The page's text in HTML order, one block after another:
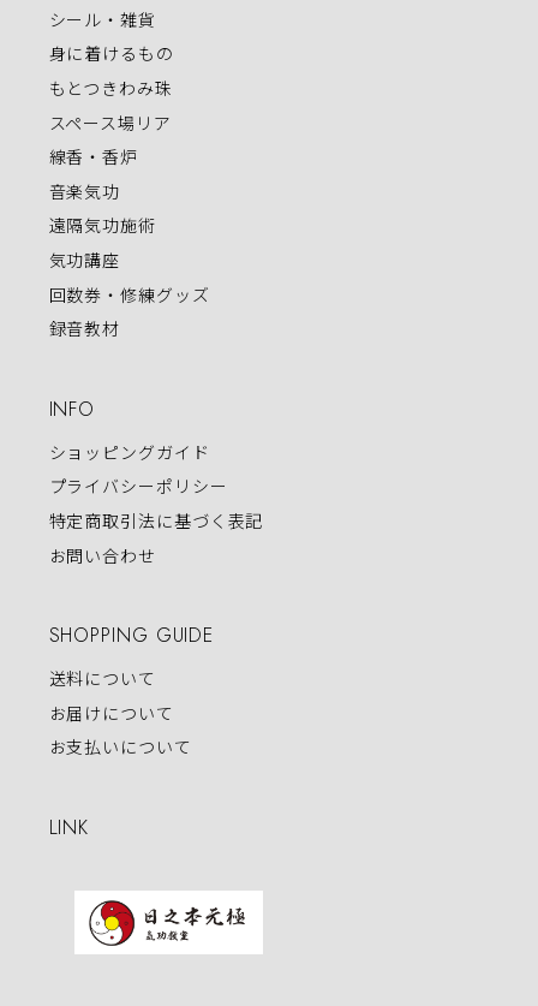
シール・雑貨
身に着けるもの
もとつきわみ珠
スペース場リア
線香・香炉
音楽気功
遠隔気功施術
気功講座
回数券・修練グッズ
録音教材
INFO
ショッピングガイド
プライバシーポリシー
特定商取引法に基づく表記
お問い合わせ
SHOPPING GUIDE
送料について
お届けについて
お支払いについて
LINK